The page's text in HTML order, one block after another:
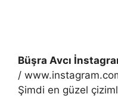
Büşra Avcı
/
Şimdi en güzel